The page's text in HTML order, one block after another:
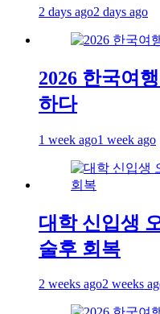
2 days ago2 days ago
2026 한국여
하다
1 week ago1 week ago
대학 신입생
술후 회복
2 weeks ago2 weeks